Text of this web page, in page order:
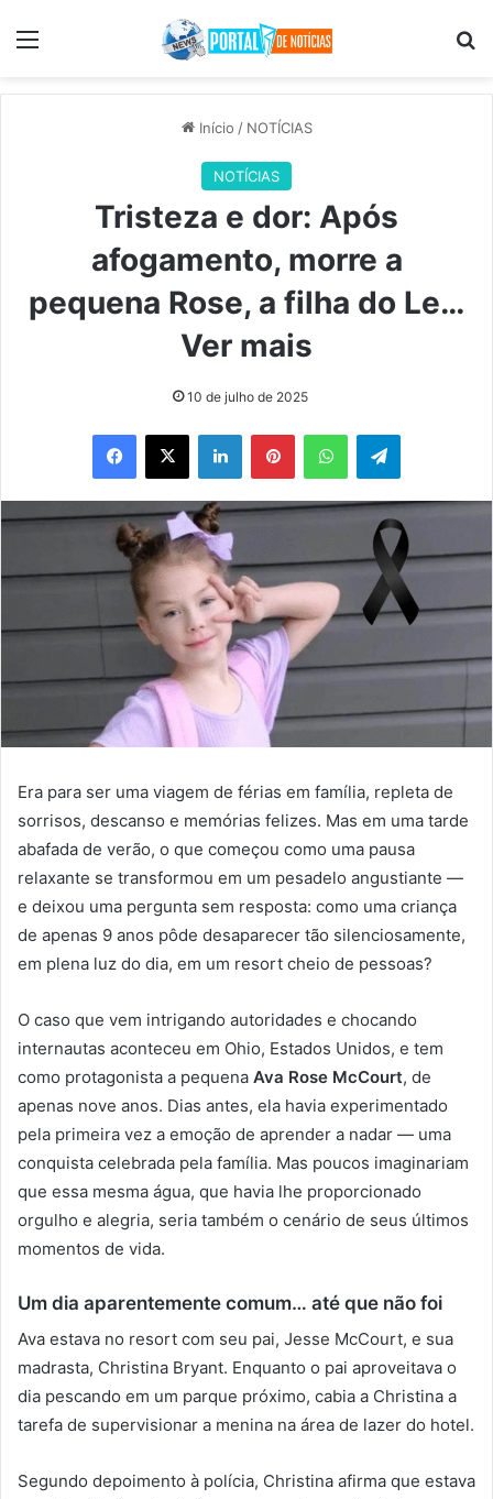
Menu
Início / NOTÍCIAS
NOTÍCIAS
Tristeza e dor: Após
afogamento, morre a
pequena Rose, a filha do Le…
Ver mais
10 de julho de 2025
Facebook
X LinkedinPinterestWhatsAppTelegram
Era para ser uma viagem de férias em família, repleta de
sorrisos, descanso e memórias felizes. Mas em uma tarde
abafada de verão, o que começou como uma pausa
relaxante se transformou em um pesadelo angustiante —
e deixou uma pergunta sem resposta: como uma criança
de apenas 9 anos pôde desaparecer tão silenciosamente,
em plena luz do dia, em um resort cheio de pessoas?
O caso que vem intrigando autoridades e chocando
internautas aconteceu em Ohio, Estados Unidos, e tem
como protagonista a pequena Ava Rose McCourt, de
apenas nove anos. Dias antes, ela havia experimentado
pela primeira vez a emoção de aprender a nadar — uma
conquista celebrada pela família. Mas poucos imaginariam
que essa mesma água, que havia lhe proporcionado
orgulho e alegria, seria também o cenário de seus últimos
momentos de vida.
Um dia aparentemente comum… até que não foi
Ava estava no resort com seu pai, Jesse McCourt, e sua
madrasta, Christina Bryant. Enquanto o pai aproveitava o
dia pescando em um parque próximo, cabia a Christina a
tarefa de supervisionar a menina na área de lazer do hotel.
Segundo depoimento à polícia, Christina afirma que estava